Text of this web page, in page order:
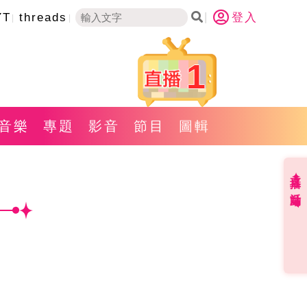
threads 登入
1
樂 專題 影音 節目 圖輯
直播✦活動